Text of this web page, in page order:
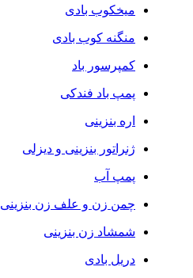
میخکوب بادی
منگنه کوب بادی
کمپرسور باد
پمپ باد فندکی
اره بنزینی
ژنراتور بنزینی و دیزلی
پمپ آب
چمن زن و علف زن بنزینی
شمشاد زن بنزینی
دریل بادی